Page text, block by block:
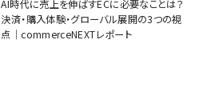
AI時代に売上を伸ばすECに必要なことは？
決済・購入体験・グローバル展開の3つの視
点｜commerceNEXTレポート